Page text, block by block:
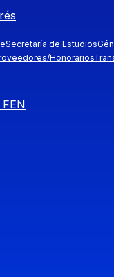
Secretaría de Estudios
Honorarios